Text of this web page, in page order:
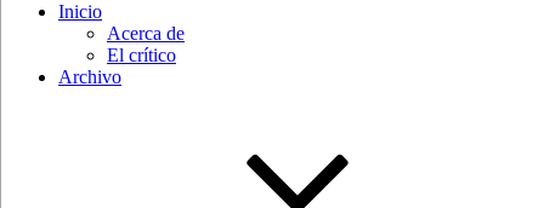
Inicio
Acerca de
El crítico
Archivo